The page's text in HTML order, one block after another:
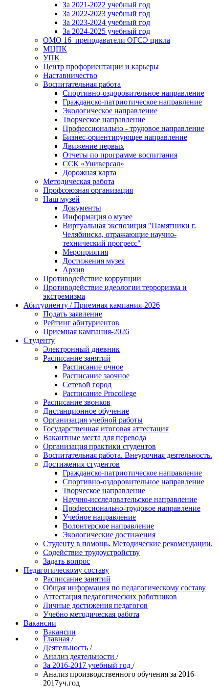
За 2021-2022 учебный год
За 2022-2023 учебный год
За 2023-2024 учебный год
За 2024-2025 учебный год
ОМО 16_преподаватели ОГСЭ цикла
МЦПК
УПК
Центр профориентации и карьеры
Наставничество
Воспитательная работа
Спортивно-оздоровительное направление
Гражданско-патриотическое направление
Экологическое направление
Творческое направление
Профессионально - трудовое направление
Бизнес-ориентирующее направление
Движение первых
Отчеты по программе воспитания
ССК «Универсал»
Дорожная карта
Методическая работа
Профсоюзная организация
Наш музей
Документы
Информация о музее
Виртуальная экспозиция "Памятники г.
Челябинска, отражающие научно-
технический прогресс"
Мероприятия
Достижения музея
Архив
Противодействие коррупции
Противодействие идеологии терроризма и
экстремизма
Абитуриенту / Приемная кампания-2026
Подать заявление
Рейтинг абитуриентов
Приемная кампания-2026
Студенту
Электронный дневник
Расписание занятий
Расписание очное
Расписание заочное
Сетевой город
Расписание Procollege
Расписание звонков
Дистанционное обучение
Организация учебной работы
Государственная итоговая аттестация
Вакантные места для перевода
Организация практики студентов
Воспитательная работа. Внеурочная деятельность.
Достижения студентов
Гражданско-патриотическое направление
Спортивно-оздоровительное направление
Творческое направление
Научно-исследовательское направление
Профессионально-трудовое направление
Учебное направление
Волонтерское направление
Экологические достижения
Студенту в помощь. Методические рекомендации.
Содействие трудоустройству
Задать вопрос
Педагогическому составу
Расписание занятий
Общая информация по педагогическому составу
Аттестация педагогических работников
Личные достижения педагогов
Учебно методическая работа
Вакансии
Вакансии
Главная /
Деятельность /
Анализ деятельности /
За 2016-2017 учебный год /
Анализ производственного обучения за 2016-
2017уч.год